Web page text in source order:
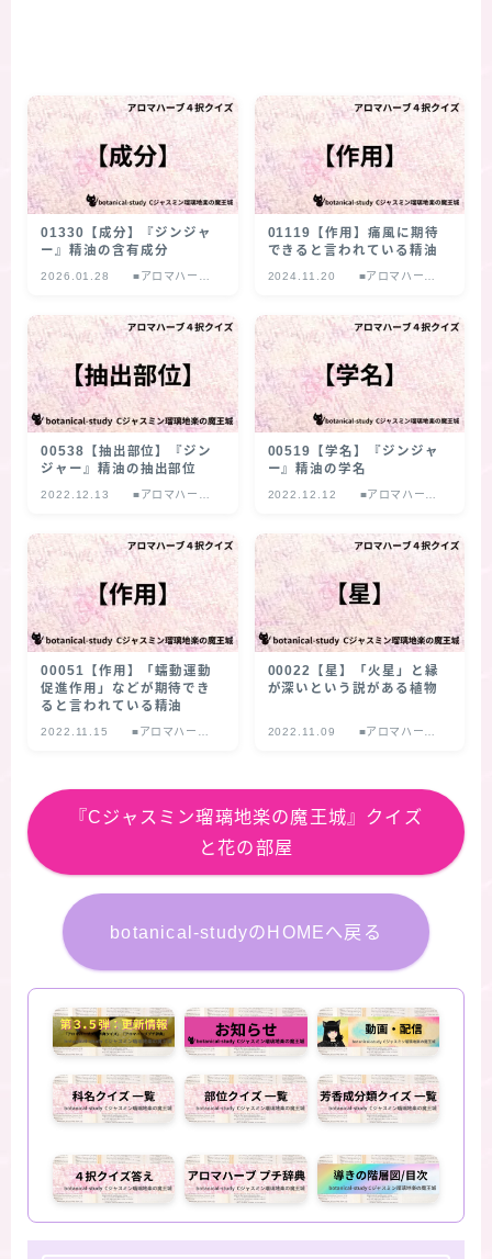
01330【成分】『ジンジャ
ー』精油の含有成分
2026.01.28
■アロマハーブ
01119【作用】痛風に期待
できると言われている精油
2024.11.20
■アロマハーブ
00538【抽出部位】『ジン
ジャー』精油の抽出部位
2022.12.13
■アロマハーブ
00519【学名】『ジンジャ
ー』精油の学名
2022.12.12
■アロマハーブ
00051【作用】「蠕動運動
促進作用」などが期待でき
ると言われている精油
2022.11.15
■アロマハーブ
00022【星】「火星」と縁
が深いという説がある植物
2022.11.09
■アロマハーブ
『Cジャスミン瑠璃地楽の魔王城』クイズ
と花の部屋
botanical-studyのHOMEへ戻る